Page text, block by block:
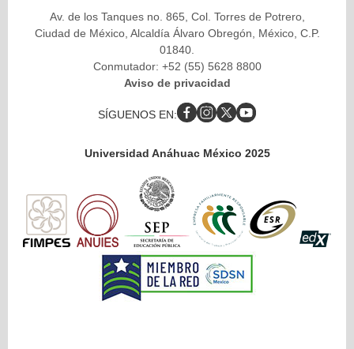
Av. de los Tanques no. 865, Col. Torres de Potrero,
Ciudad de México, Alcaldía Álvaro Obregón, México, C.P.
01840.
Conmutador: +52 (55) 5628 8800
Aviso de privacidad
SÍGUENOS EN:
Universidad Anáhuac México 2025